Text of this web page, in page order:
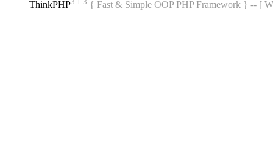
ThinkPHP { Fast & Simple OOP PHP Framework } -- [